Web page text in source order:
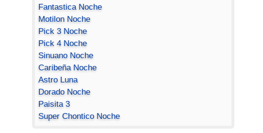
Fantastica Noche
Motilon Noche
Pick 3 Noche
Pick 4 Noche
Sinuano Noche
Caribeña Noche
Astro Luna
Dorado Noche
Paisita 3
Super Chontico Noche